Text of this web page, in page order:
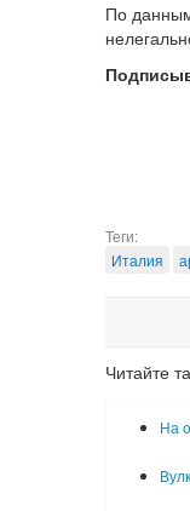
По
Теги:
Италия
Читайте
На